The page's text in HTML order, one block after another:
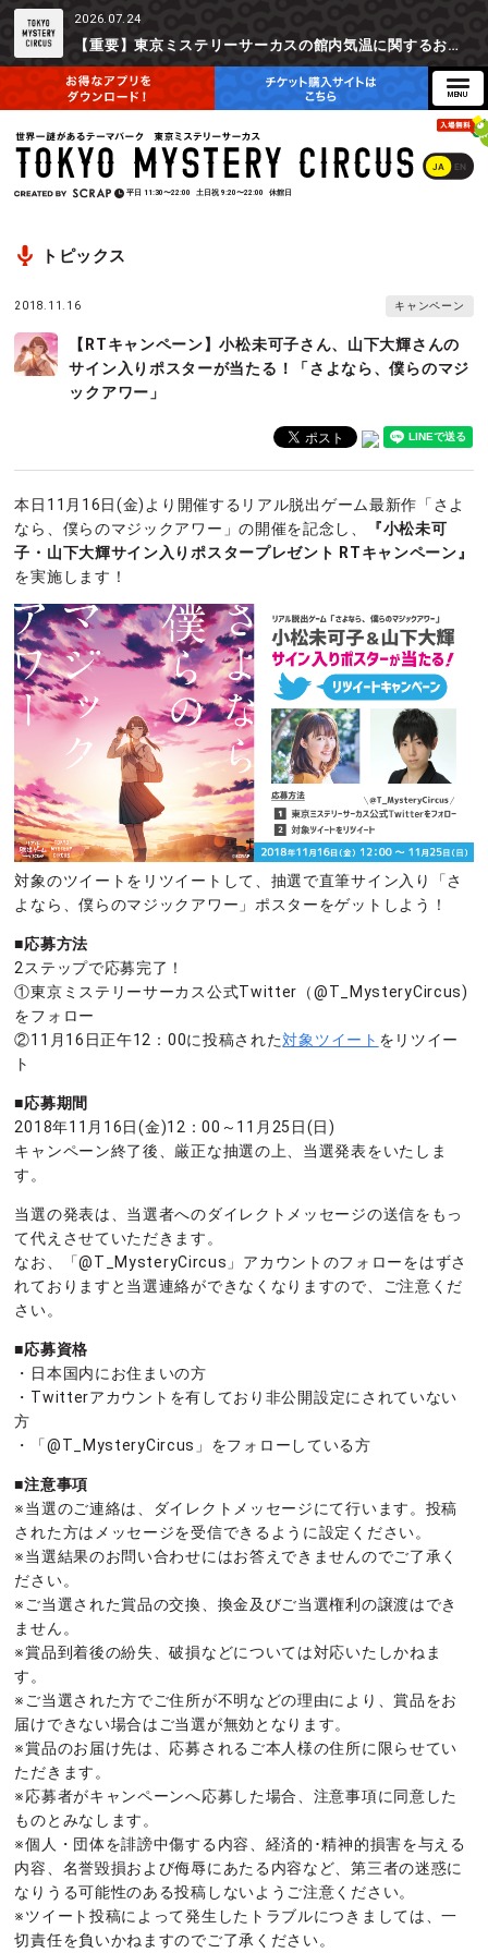
2026.07.24
【重要】東京ミステリーサーカスの館内気温に関するお詫びとご参加辞退時の返金対応について
JA EN
平日 11:30〜22:00 土日祝 9:20〜22:00 休館日
トピックス
2018.11.16 キャンペーン
【RTキャンペーン】小松未可子さん、山下大輝さんの
サイン入りポスターが当たる！「さよなら、僕らのマジ
ックアワー」
本日11月16日(金)より開催するリアル脱出ゲーム最新作「さよ
なら、僕らのマジックアワー」の開催を記念し、
『小松未可
子・山下大輝サイン入りポスタープレゼント RTキャンペーン』
を実施します！
対象のツイートをリツイートして、抽選で直筆サイン入り「さ
よなら、僕らのマジックアワー」ポスターをゲットしよう！
■応募方法
2ステップで応募完了！
①東京ミステリーサーカス公式Twitter（@T_MysteryCircus)
をフォロー
②11月16日正午12：00に投稿された対象ツイート をリツイー
ト
■応募期間
2018年11月16日(金)12：00～11月25日(日)
キャンペーン終了後、厳正な抽選の上、当選発表をいたしま
す。
当選の発表は、当選者へのダイレクトメッセージの送信をもっ
て代えさせていただきます。
なお、「@T_MysteryCircus」アカウントのフォローをはずさ
れておりますと当選連絡ができなくなりますので、ご注意くだ
さい。
■応募資格
・日本国内にお住まいの方
・Twitterアカウントを有しており非公開設定にされていない
方
・「@T_MysteryCircus」をフォローしている方
■注意事項
※当選のご連絡は、ダイレクトメッセージにて行います。投稿
された方はメッセージを受信できるように設定ください。
※当選結果のお問い合わせにはお答えできませんのでご了承く
ださい。
※ご当選された賞品の交換、換金及びご当選権利の譲渡はでき
ません。
※賞品到着後の紛失、破損などについては対応いたしかねま
す。
※ご当選された方でご住所が不明などの理由により、賞品をお
届けできない場合はご当選が無効となります。
※賞品のお届け先は、応募されるご本人様の住所に限らせてい
ただきます。
※応募者がキャンペーンへ応募した場合、注意事項に同意した
ものとみなします。
※個人・団体を誹謗中傷する内容、経済的･精神的損害を与える
内容、名誉毀損および侮辱にあたる内容など、第三者の迷惑に
なりうる可能性のある投稿しないようご注意ください。
※ツイート投稿によって発生したトラブルにつきましては、一
切責任を負いかねますのでご了承ください。